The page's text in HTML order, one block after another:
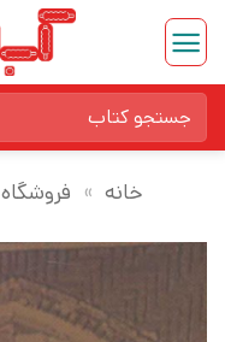
Skip
content
برای:
خانه » فروشگاه